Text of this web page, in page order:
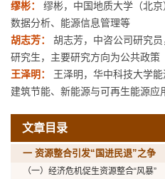
缪彬：
缪彬，中国地质大学（北
数据分析、能源信息管理等
胡志芳：
胡志芳，中咨公司研究
研究生，主要研究方向为公共政策
王泽明：
王泽明，华中科技大学
建筑节能、新能源与可再生能源应
文章目录
一 资源整合引发“国进民退”之争
（一）经济危机促生资源整合“风暴”